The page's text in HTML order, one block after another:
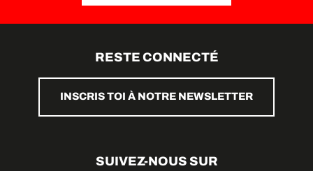
RESTE CONNECTÉ
INSCRIS TOI À NOTRE NEWSLETTER
SUIVEZ-NOUS SUR